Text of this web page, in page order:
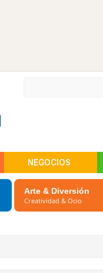
NEGOCIOS
Arte & Diversión
Creatividad & Ocio